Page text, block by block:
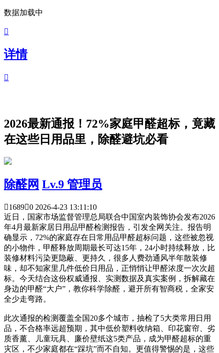
数据加载中

详情

2026最新通报！72%家庭甲醛超标，竟藏
在这些日用品里，除醛避坑必看
除醛网 Lv.9 管理员
16890 2026-4-23 13:11:10
近日，国家市场监督管理总局联合中国室内装饰协会发布2026
年4月最新家居日用品甲醛检测报告，引发全网关注。报告明
确显示，72%的家庭存在日常用品甲醛超标问题，这些被忽视
的小物件，甲醛释放周期最长可达15年，24小时持续释放，比
装修材料污染更隐蔽、更持久，很多人费劲通风半年散装修
味，却不知家里几件低价日用品，正悄悄让甲醛浓度一次次超
标。今天结合这份权威通报、实测数据及真实案例，拆解藏在
身边的甲醛“大户”，教你科学除醛，避开所有智商税，全家安
全少走弯路。
此次通报的检测覆盖全国20多个城市，抽检了5大类常用日用
品，不合格率远超预期，其中低价塑料收纳箱、印花窗帘、劣
质香薰、儿童玩具、廉价壁纸这5类产品，成为甲醛超标的重
灾区，不少家庭都在“踩坑”而不自知。更值得警惕的是，这些